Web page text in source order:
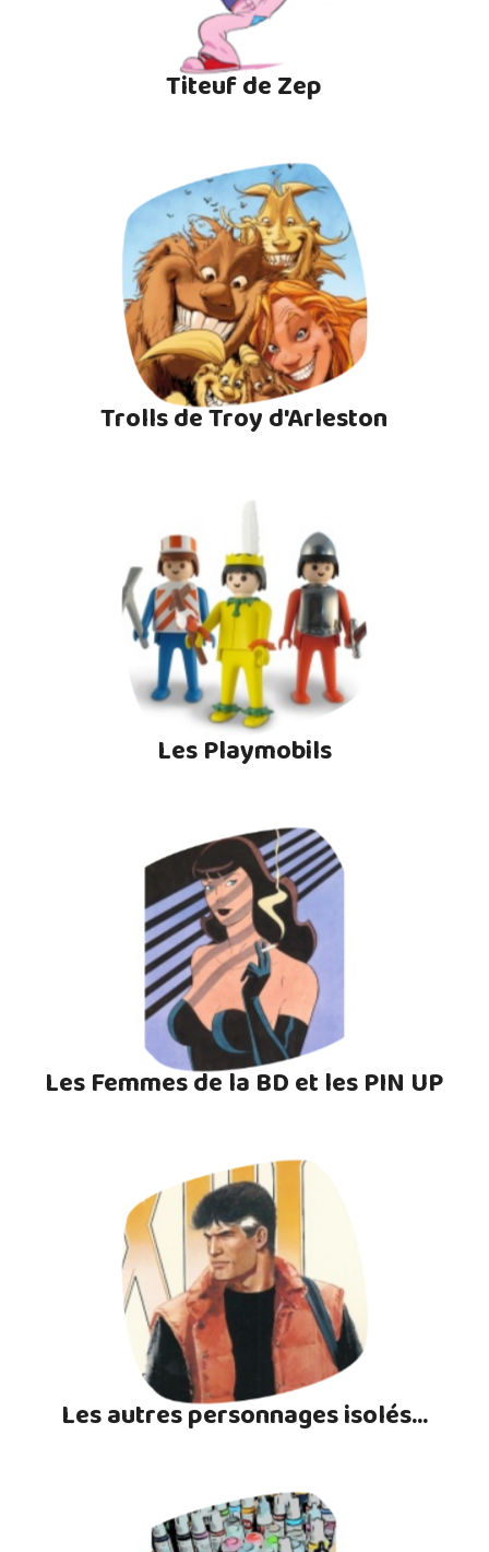
Titeuf de Zep
Trolls de Troy d'Arleston
Les Playmobils
Les Femmes de la BD et les PIN UP
Les autres personnages isolés...